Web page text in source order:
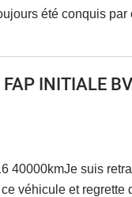
été conquis par
beau son de Turbo
coupleux qui
la puissance dessus
en ville ou dans
cela un vrai
INITIALE
40000kmJe suis
véhicule et regrette